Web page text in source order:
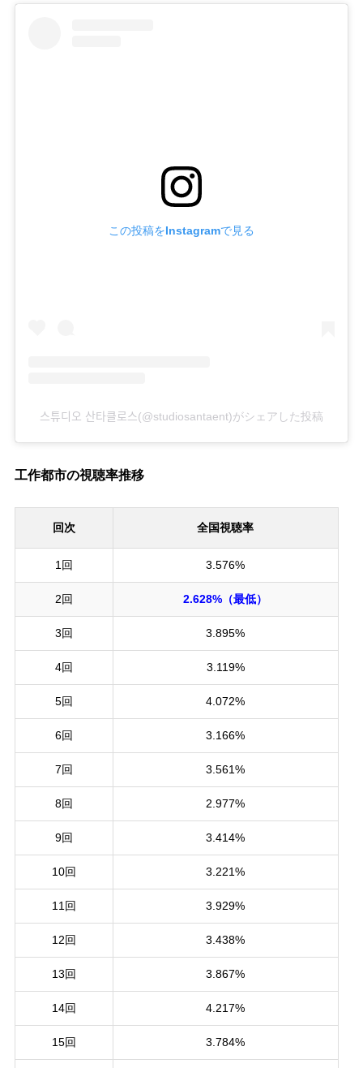
この投稿をInstagramで見る
스튜디오 산타클로스(@studiosantaent)がシェアした投稿
工作都市の視聴率推移
回次 全国視聴率
1回 3.576%
2回 2.628%（最低）
3回 3.895%
4回 3.119%
5回 4.072%
6回 3.166%
7回 3.561%
8回 2.977%
9回 3.414%
10回 3.221%
11回 3.929%
12回 3.438%
13回 3.867%
14回 4.217%
15回 3.784%